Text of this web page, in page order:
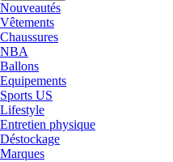
Nouveautés
Vêtements
Chaussures
NBA
Ballons
Equipements
Sports US
Lifestyle
Entretien physique
Déstockage
Marques